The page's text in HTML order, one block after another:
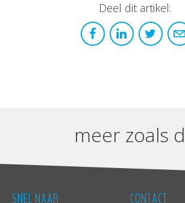
Deel dit artikel:
meer zoals
SNEL NAAR CONTACT